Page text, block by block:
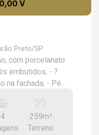
V
Preto/SP
com porcelanato
embutidos; - ?
na fachada; - Pé
hidromassagem e
4
259m²
Terreno